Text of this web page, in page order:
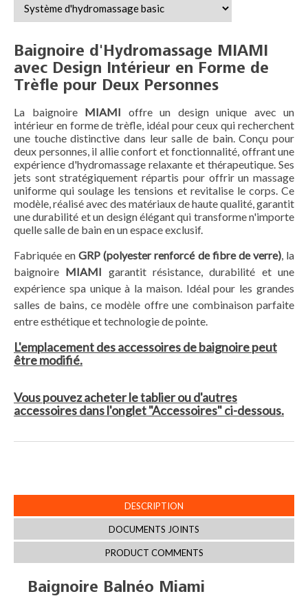
Baignoire d'Hydromassage MIAMI
avec Design Intérieur en Forme de
Trèfle pour Deux Personnes
La baignoire MIAMI offre un design unique avec un
intérieur en forme de trèfle, idéal pour ceux qui recherchent
une touche distinctive dans leur salle de bain. Conçu pour
deux personnes, il allie confort et fonctionnalité, offrant une
expérience d'hydromassage relaxante et thérapeutique. Ses
jets sont stratégiquement répartis pour offrir un massage
uniforme qui soulage les tensions et revitalise le corps. Ce
modèle, réalisé avec des matériaux de haute qualité, garantit
une durabilité et un design élégant qui transforme n'importe
quelle salle de bain en un espace exclusif.
Fabriquée enGRP (polyester renforcé de fibre de verre), la
baignoire MIAMI garantit résistance, durabilité et une
expérience spa unique à la maison. Idéal pour les grandes
salles de bains, ce modèle offre une combinaison parfaite
entre esthétique et technologie de pointe.
L'emplacement des accessoires de baignoire peut
être modifié.
Vous pouvez acheter le tablier ou d'autres
accessoires dans l'onglet "Accessoires" ci-dessous.
DESCRIPTION
DOCUMENTS JOINTS
PRODUCT COMMENTS
Baignoire Balnéo Miami